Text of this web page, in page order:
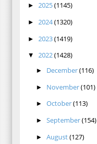
► 2025(1145)
► 2024(1320)
► 2023(1419)
▼ 2022(1428)
► December(116)
► November(101)
► October(113)
► September(154)
► August(127)